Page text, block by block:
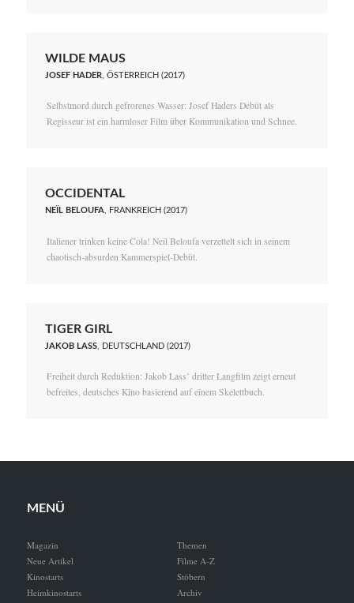
WILDE MAUS
JOSEF HADER , ÖSTERREICH (2017)
Selbstmord durch gefrorenes Wasser: Josef Haders Debüt als
Regisseur ist ein harmloser Film über Kommunikation und Schnee.
OCCIDENTAL
NEÏL BELOUFA, FRANKREICH (2017)
Italiener trinken keine Cola! Neïl Beloufa verzettelt sich in seinem
chaotisch-absurden Kammerspiel-Debüt.
TIGER GIRL
JAKOB LASS , DEUTSCHLAND (2017)
Freiheit durch Reduktion: Jakob Lass’ dritter Langfilm zeigt erneut
befreites, deutsches Kino basierend auf einem Skelettbuch.
MENÜ
Magazin
Neue Artikel
Kinostarts
Heimkinostarts
Themen
Filme A-Z
Stöbern
Archiv